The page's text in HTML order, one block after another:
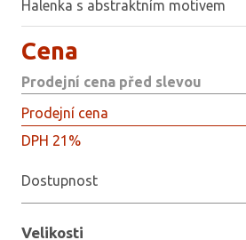
Halenka s abstraktním motivem
Cena
Prodejní cena před slevou
Prodejní cena
DPH 21%
Dostupnost
Velikosti